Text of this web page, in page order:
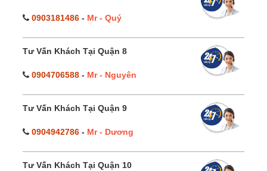
0903181486 - Mr - Quý
Tư Vấn Khách Tại Quận 8
0904706588 - Mr - Nguyên
Tư Vấn Khách Tại Quận 9
0904942786 - Mr - Dương
Tư Vấn Khách Tại Quận 10